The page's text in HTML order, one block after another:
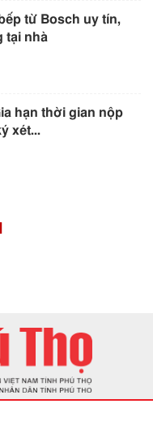
từ Bosch uy tín,
tại nhà
hạn thời gian nộp
xét...